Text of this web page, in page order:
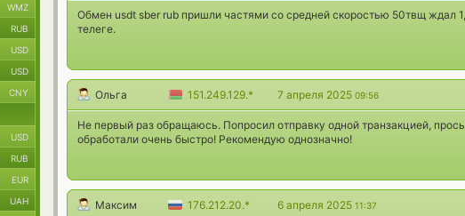
Обмен usdt sber rub пришли частями со средней скоростью 50твщ ждал
телеге.
Ольга 151.249.129.* 7 апреля 2025 09:56
Не первый раз обращаюсь. Попросил отправку одной транзакцией,
обработали очень быстро! Рекомендую однозначно!
Максим 176.212.20.* 6 апреля 2025 11:37
WMZ
RUB
USD
USD
CNY
USD
RUB
EUR
UAH